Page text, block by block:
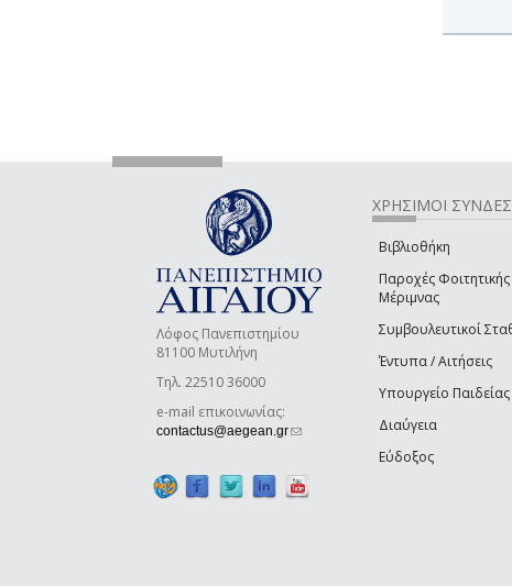
Λόφος Πανεπιστημίου
81100 Μυτιλήνη
Τηλ. 22510 36000
e-mail επικοινωνίας:
contactus@aegean.gr(link sends e-mail)
ΧΡΗΣΙΜΟΙ
Βιβλιοθήκη
Παροχές Φοιτητικής
Μέριμνας
Συμβουλευτικοί
Έντυπα / Αιτήσεις
Υπουργείο Παιδείας
Διαύγεια
Εύδοξος